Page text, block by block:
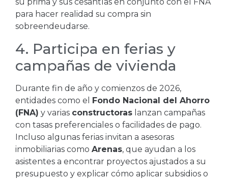
para hacer realidad su compra sin
sobreendeudarse.
4. Participa en ferias y
campañas de vivienda
Durante fin de año y comienzos de 2026,
entidades como el Fondo Nacional del Ahorro
(FNA) y varias constructoras lanzan campañas
con tasas preferenciales o facilidades de pago.
Incluso algunas ferias invitan a asesoras
inmobiliarias como Arenas, que ayudan a los
asistentes a encontrar proyectos ajustados a su
presupuesto y explicar cómo aplicar subsidios o